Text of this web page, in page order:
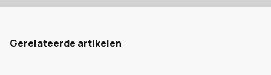
Gerelateerde artikelen